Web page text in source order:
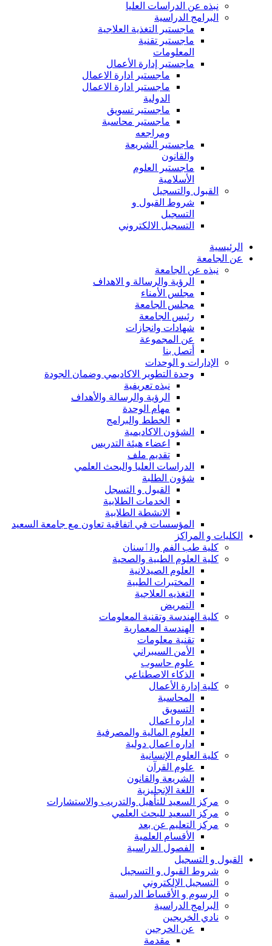
نبذه عن الدراسات العليا
البرامج الدراسية
ماجستير التغذية العلاجية
ماجستير تقنية
المعلومات
ماجستير إدارة الأعمال
ماجستير ادارة الاعمال
ماجستير ادارة الاعمال
الدولية
ماجستير تسويق
ماجستير محاسبة
ومراجعه
ماجستير الشريعة
والقانون
ماجستير العلوم
الأسلامية
القبول والتسجيل
شروط القبول و
التسجيل
التسجيل الالكتروني
الرئيسية
عن الجامعة
نبذه عن الجامعة
الرؤية والرسالة و الاهداف
مجلس الأمناء
مجلس الجامعة
رئيس الجامعة
شهادات وانجازات
عن المجموعة
أتصل بنا
الإدارات و الوحدات
وحدة التطوير الاكاديمي وضمان الجودة
نبذه تعريفية
الرؤية والرسالة والأهداف
مهام الوحدة
الخطط والبرامج
الشؤون الاكاديمية
اعضاء هيئة التدريس
تقديم ملف
الدراسات العليا والبحث العلمي
شؤون الطلبة
القبول و التسجل
الخدمات الطلابية
الانشطة الطلابية
المؤسسات في اتفاقية تعاون مع جامعة السعيد
الكليات و المراكز
كلية طب الفم والٲسنان
كلية العلوم الطبية والصحية
العلوم الصيدلانية
المختبرات الطبية
التغذيه العلاجية
التمريض
كلية الهندسة وتقنية المعلومات
الهندسة المعمارية
تقنية معلومات
الأمن السيبراني
علوم حاسوب
الذكاء الاصطناعي
كلية إدارة الأعمال
المحاسبة
التسويق
اداره اعمال
العلوم المالية والمصرفية
اداره اعمال دولية
كلية العلوم الإنسانية
علوم القرآن
الشريعة والقانون
اللغة الإنجليزية
مركز السعيد للتأهيل والتدريب والاستشارات
مركز السعيد للبحث العلمي
مركز التعليم عن بعد
الأقسام العلمية
الفصول الدراسية
القبول و التسجيل
شروط القبول و التسجيل
التسجيل الإلكتروني
الرسوم و الأقساط الدراسية
البرامج الدراسية
نادي الخريجين
عن الخرجين
مقدمة